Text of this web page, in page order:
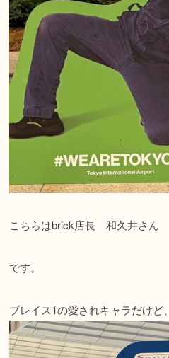
こちらはbrick店長 和久井さん
です。
ブレイス1の愛されキャラだけど